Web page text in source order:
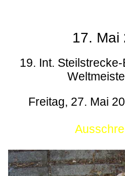
17. Mai
19. Int.
Freitag, 27. Mai